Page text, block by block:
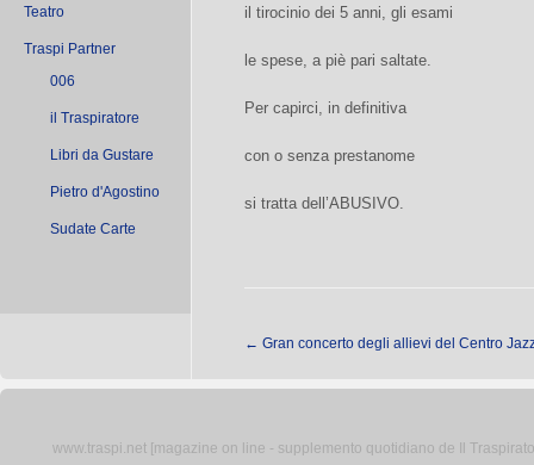
Teatro
Traspi Partner
006
il Traspiratore
Libri da Gustare
Pietro d'Agostino
Sudate Carte
il tirocinio dei 5 anni, gli esami
le spese, a piè pari saltate.
Per capirci, in definitiva
con o senza prestanome
si tratta dell’ABUSIVO.
← Gran concerto degli allievi del Centro
www.traspi.net [magazine on line - supplemento quotidiano de Il